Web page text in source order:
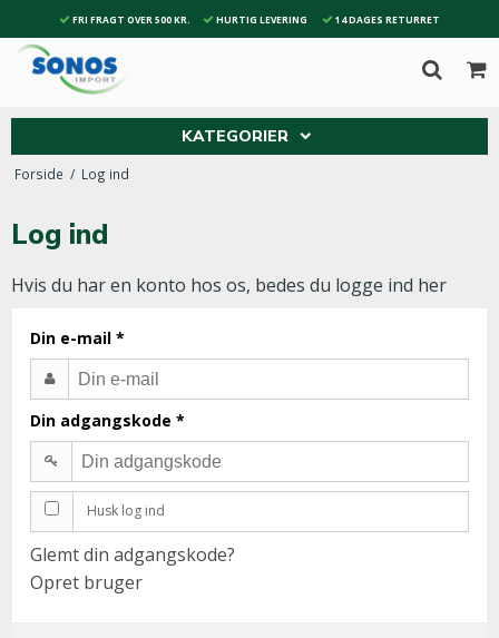
FRI FRAGT OVER 500 KR. HURTIG LEVERING 14 DAGES RETURRET
KATEGORIER
Forside / Log ind
Log ind
Hvis du har en konto hos os, bedes du logge ind her
Din e-mail *
Din adgangskode *
Husk log ind
Glemt din adgangskode?
Opret bruger